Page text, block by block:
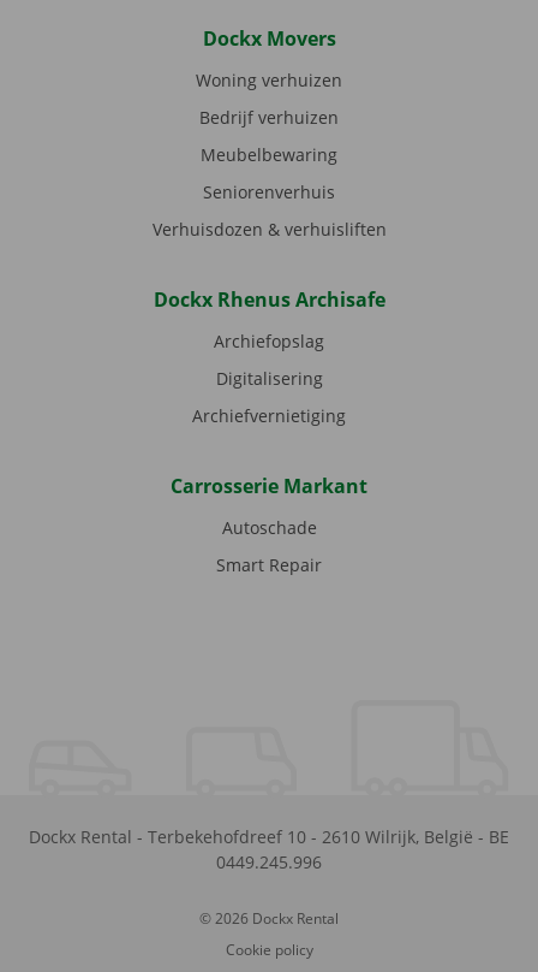
Dockx Movers
Woning verhuizen
Bedrijf verhuizen
Meubelbewaring
Seniorenverhuis
Verhuisdozen & verhuisliften
Dockx Rhenus Archisafe
Archiefopslag
Digitalisering
Archiefvernietiging
Carrosserie Markant
Autoschade
Smart Repair
Dockx Rental - Terbekehofdreef 10 - 2610 Wilrijk, België - BE
0449.245.996
© 2026 Dockx Rental
Cookie policy